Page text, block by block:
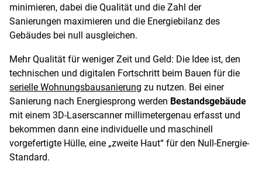
minimieren, dabei die Qualität und die Zahl der
Sanierungen maximieren und die Energiebilanz des
Gebäudes bei null ausgleichen.
Mehr Qualität für weniger Zeit und Geld: Die Idee ist, den
technischen und digitalen Fortschritt beim Bauen für die
serielle Wohnungsbausanierung zu nutzen. Bei einer
Sanierung nach Energiesprong werden Bestandsgebäude
mit einem 3D-Laserscanner millimetergenau erfasst und
bekommen dann eine individuelle und maschinell
vorgefertigte Hülle, eine „zweite Haut“ für den Null-Energie-
Standard.